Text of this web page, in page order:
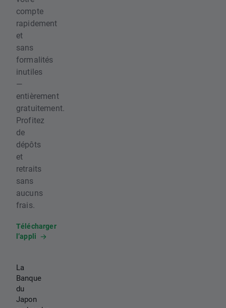
compte
rapidement
et
sans
formalités
inutiles
—
entièrement
gratuitement.
Profitez
de
dépôts
et
retraits
sans
aucuns
frais.
Télécharger
l’appli
La
Banque
du
Japon